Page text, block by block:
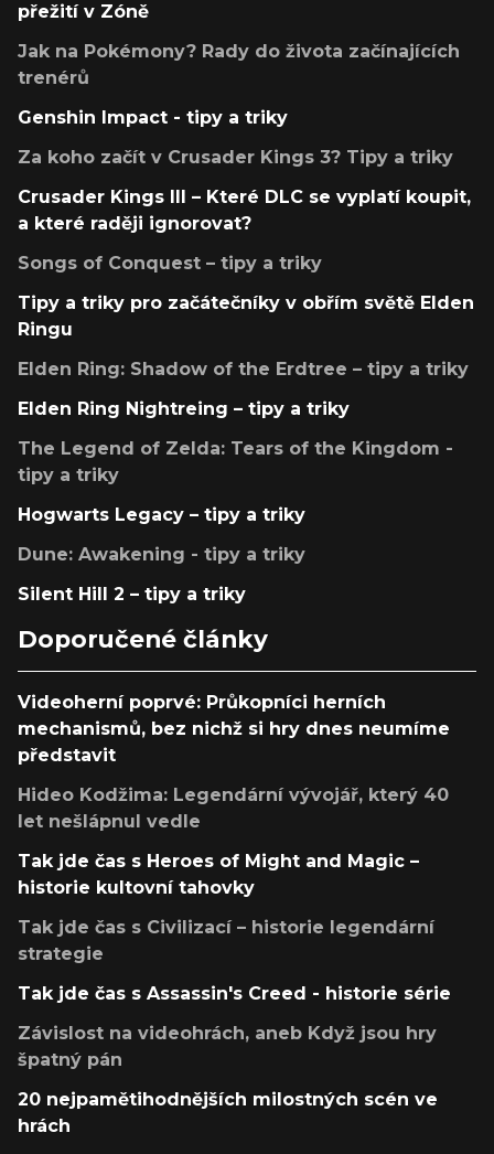
přežití v Zóně
Jak na Pokémony? Rady do života začínajících
trenérů
Genshin Impact - tipy a triky
Za koho začít v Crusader Kings 3? Tipy a triky
Crusader Kings III – Které DLC se vyplatí koupit,
a které raději ignorovat?
Songs of Conquest – tipy a triky
Tipy a triky pro začátečníky v obřím světě Elden
Ringu
Elden Ring: Shadow of the Erdtree – tipy a triky
Elden Ring Nightreing – tipy a triky
The Legend of Zelda: Tears of the Kingdom -
tipy a triky
Hogwarts Legacy – tipy a triky
Dune: Awakening - tipy a triky
Silent Hill 2 – tipy a triky
Doporučené články
Videoherní poprvé: Průkopníci herních
mechanismů, bez nichž si hry dnes neumíme
představit
Hideo Kodžima: Legendární vývojář, který 40
let nešlápnul vedle
Tak jde čas s Heroes of Might and Magic –
historie kultovní tahovky
Tak jde čas s Civilizací – historie legendární
strategie
Tak jde čas s Assassin's Creed - historie série
Závislost na videohrách, aneb Když jsou hry
špatný pán
20 nejpamětihodnějších milostných scén ve
hrách